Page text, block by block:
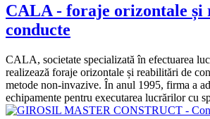
CALA - foraje orizontale
conducte
CALA, societate specializată în efectuarea
realizează foraje orizontale și reabilitări de
metode non-invazive. În anul 1995, firma a
echipamente pentru executarea lucrărilor cu